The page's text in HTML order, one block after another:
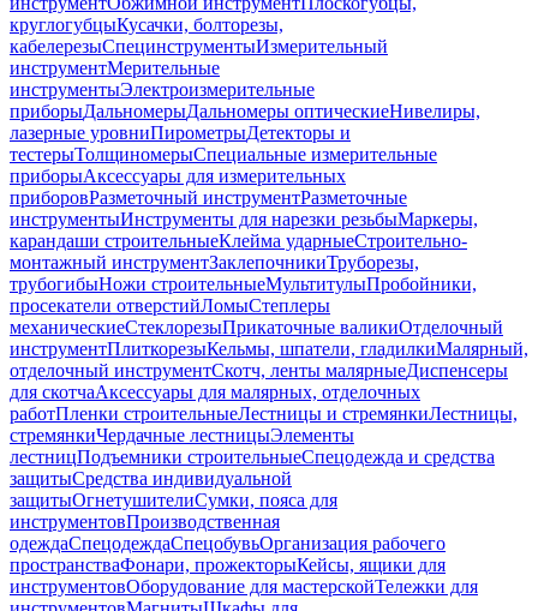
круглогубцыКусачки, болторезы,
кабелерезыСпецинструментыИзмерительный
инструментМерительные
инструментыЭлектроизмерительные
приборыДальномерыДальномеры оптическиеНивелиры,
лазерные уровниПирометрыДетекторы и
тестерыТолщиномерыСпециальные измерительные
приборыАксессуары для измерительных
приборовРазметочный инструментРазметочные
инструментыИнструменты для нарезки резьбыМаркеры,
карандаши строительныеКлейма ударныеСтроительно-
монтажный инструментЗаклепочникиТруборезы,
трубогибыНожи строительныеМультитулыПробойники,
просекатели отверстийЛомыСтеплеры
механическиеСтеклорезыПрикаточные валикиОтделочный
инструментПлиткорезыКельмы, шпатели, гладилкиМалярный,
отделочный инструментСкотч, ленты малярныеДиспенсеры
для скотчаАксессуары для малярных, отделочных
работПленки строительныеЛестницы и стремянкиЛестницы,
стремянкиЧердачные лестницыЭлементы
лестницПодъемники строительныеСпецодежда и средства
защитыСредства индивидуальной
защитыОгнетушителиСумки, пояса для
инструментовПроизводственная
одеждаСпецодеждаСпецобувьОрганизация рабочего
пространстваФонари, прожекторыКейсы, ящики для
инструментовОборудование для мастерскойТележки для